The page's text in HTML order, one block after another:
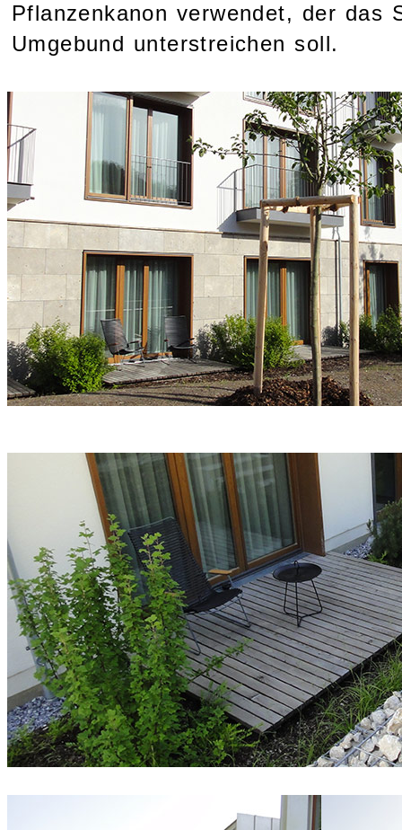
Pflanzenkanon verwendet, der das
Umgebund unterstreichen soll.